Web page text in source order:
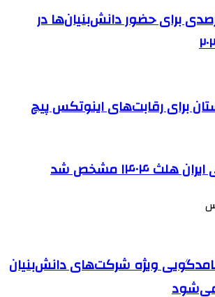
۷۰ درصدی برای حضور دانش‌بنیان‌ها در
۱۴۰۴ مشخص شد
ویژه شرکت‌های دانش‌بنیان
می‌شود